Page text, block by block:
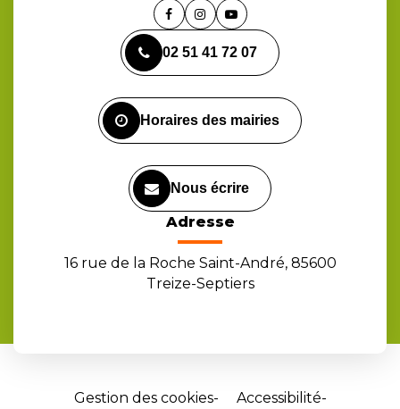
Lien
le
compte
Lien
le
compte
Lien
la
chaîne
02 51 41 72 07
Horaires des mairies
Nous écrire
Adresse
16 rue de la Roche Saint-André, 85600
Treize-Septiers
Gestion des cookies Accessibilité